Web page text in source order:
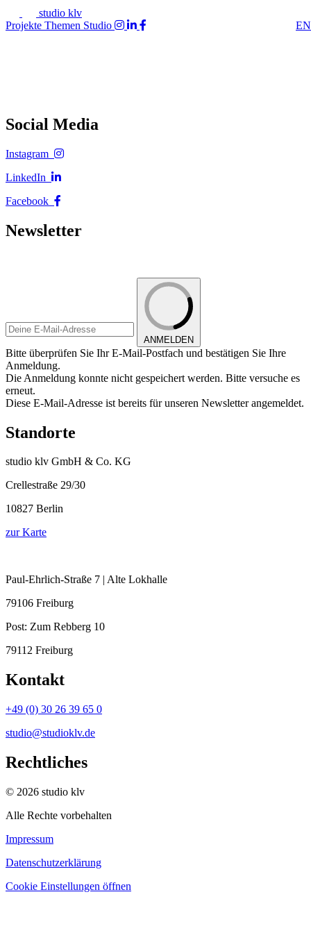
studio klv
Projekte Themen Studio EN
Social Media
Instagram
LinkedIn
Facebook
Newsletter
ANMELDEN
Bitte überprüfen Sie Ihr E-Mail-Postfach und bestätigen Sie Ihre
Anmeldung.
Die Anmeldung konnte nicht gespeichert werden. Bitte versuche es
erneut.
Diese E-Mail-Adresse ist bereits für unseren Newsletter angemeldet.
Standorte
studio klv GmbH & Co. KG
Crellestraße 29/30
10827 Berlin
zur Karte
Paul-Ehrlich-Straße 7 | Alte Lokhalle
79106 Freiburg
Post: Zum Rebberg 10
79112 Freiburg
Kontakt
+49 (0) 30 26 39 65 0
studio@studioklv.de
Rechtliches
© 2026 studio klv
Alle Rechte vorbehalten
Impressum
Datenschutzerklärung
Cookie Einstellungen öffnen